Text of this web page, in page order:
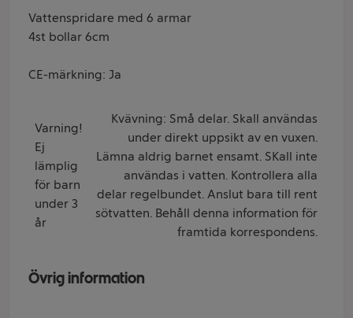
Vattenspridare med 6 armar
4st bollar 6cm
CE-märkning: Ja
Varning!
Ej
lämplig
för barn
under 3
år
Kvävning: Små delar. Skall användas
under direkt uppsikt av en vuxen.
Lämna aldrig barnet ensamt. SKall inte
användas i vatten. Kontrollera alla
delar regelbundet. Anslut bara till rent
sötvatten. Behåll denna information för
framtida korrespondens.
Övrig information